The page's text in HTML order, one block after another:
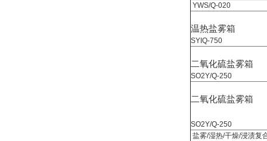
YWS/Q-020
温热盐雾箱
SYIQ-750
二氧化硫盐雾箱
SO2Y/Q-250
二氧化硫盐雾箱
SO2Y/Q-250
盐雾/湿热/干燥/浸渍复